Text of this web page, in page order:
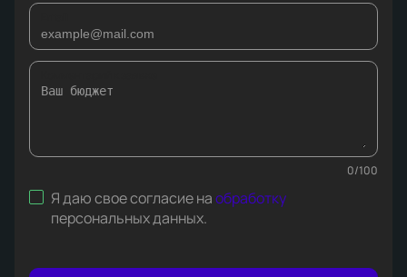
0/100
Я даю свое согласие наобработку
персональных данных.